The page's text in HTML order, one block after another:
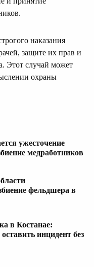
наказания
защите их прав и
Этот случай может
охраны
ужесточение
медработников
фельдшера в
в Костанае:
инцидент без